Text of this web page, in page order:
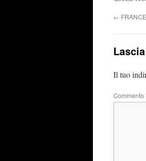
←
Il tuo
Commento